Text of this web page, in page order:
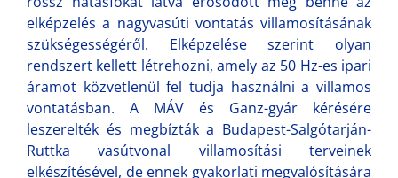
elképzelés a nagyvasúti vontatás villamosításának
szükségességéről. Elképzelése szerint olyan
rendszert kellett létrehozni, amely az 50 Hz-es ipari
áramot közvetlenül fel tudja használni a villamos
vontatásban. A MÁV és Ganz-gyár kérésére
leszerelték és megbízták a Budapest-Salgótarján-
Ruttka vasútvonal villamosítási terveinek
elkészítésével, de ennek gyakorlati megvalósítására